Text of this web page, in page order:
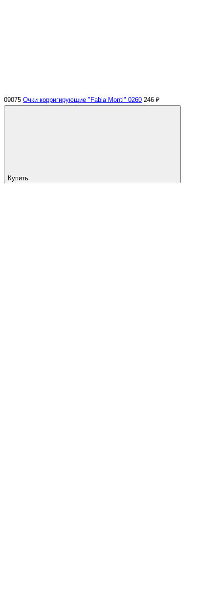
09075 Очки корригирующие "Fabia Monti" 0260 246 ₽
Купить